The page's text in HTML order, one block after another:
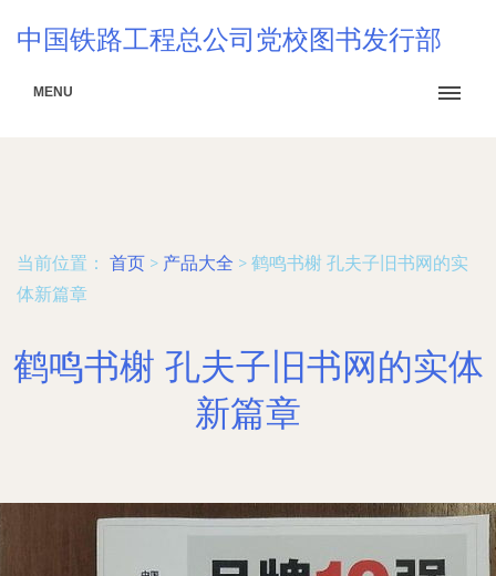
中国铁路工程总公司党校图书发行部
MENU
当前位置： 首页 > 产品大全 > 鹤鸣书榭 孔夫子旧书网的实
体新篇章
鹤鸣书榭 孔夫子旧书网的实体
新篇章